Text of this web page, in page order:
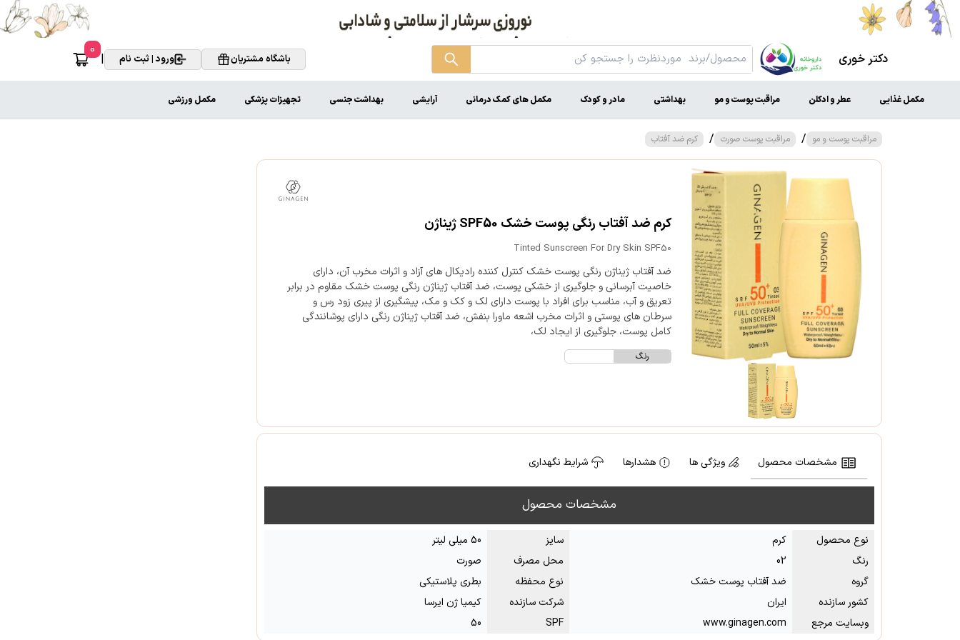
دکتر خوری باشگاه مشتریان ورود | ثبت نام |
0
مکمل غذایی عطر و ادکلن مراقبت پوست و مو بهداشتی مادر و کودک مکمل های کمک درمانی آرایشی بهداشت جنسی تجهیزات پزشکی مکمل ورزشی
مراقبت پوست و مو / مراقبت پوست صورت / کرم ضد آفتاب
کرم ضد آفتاب رنگی پوست خشک SPF50 ژیناژن
Tinted Sunscreen For Dry Skin SPF50
ضد آفتاب ژیناژن رنگی پوست خشک کنترل کننده رادیکال های آزاد و اثرات مخرب آن، دارای
خاصیت آبرسانی و جلوگیری از خشکی پوست، ضد آفتاب ژیناژن رنگی پوست خشک مقاوم در برابر
تعریق و آب، مناسب برای افراد با پوست دارای لک و کک و مک، پیشگیری از پیری زود رس و
سرطان های پوستی و اثرات مخرب اشعه ماورا بنفش، ضد آفتاب ژیناژن رنگی دارای پوشانندگی
کامل پوست، جلوگیری از ایجاد لک،
رنگ
مشخصات محصول ویژگی ها هشدارها شرایط نگهداری
مشخصات محصول
نوع محصول کرم سایز
50 میلی لیتر
رنگ
02 محل مصرف
صورت
گروه
ضد آفتاب پوست خشک نوع محفظه
بطری پلاستیکی
کشور سازنده
ایران شرکت سازنده
کیمیا ژن ایرسا
وبسایت مرجع
www.ginagen.com
SPF
50